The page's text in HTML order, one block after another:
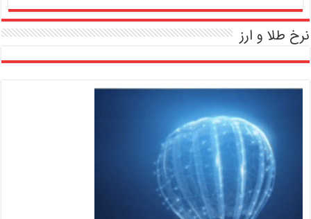
نرخ طلا و ارز